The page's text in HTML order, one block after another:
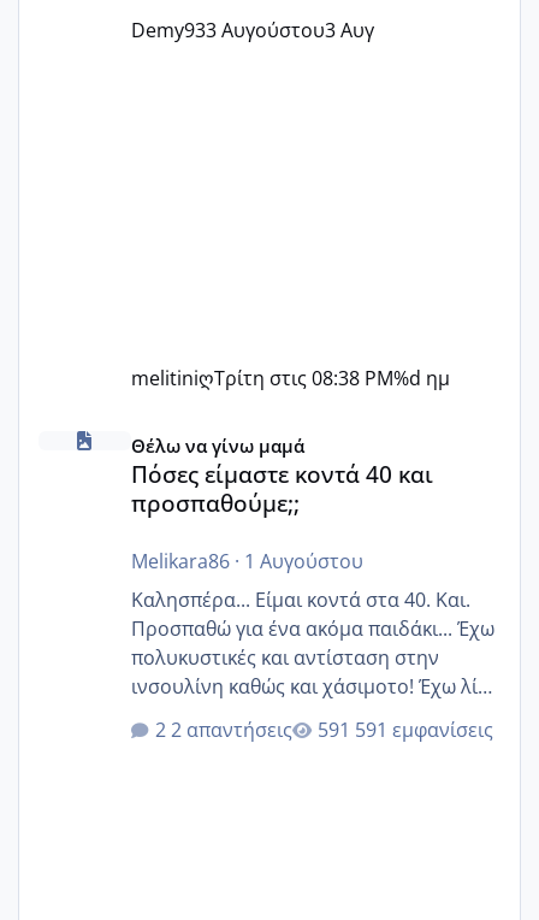
Demy933 Αυγούστου3 Αυγ
melitiniღΤρίτη στις 08:38 PM%d ημ
Πόσες είμαστε κοντά 40 και προσπαθούμε;;
Θέλω να γίνω μαμά
Πόσες είμαστε κοντά 40 και
προσπαθούμε;;
Melikara86· 1 Αυγούστου
Καλησπέρα... Είμαι κοντά στα 40. Και.
Προσπαθώ για ένα ακόμα παιδάκι... Έχω
πολυκυστικές και αντίσταση στην
ινσουλίνη καθώς και χάσιμοτο! Έχω λίγα
κιλά παραπάνω και όσο κ αν προσπαθώ
δεν χάνω εύκολα! Προσπαθώ για ακόμη
2 απαντήσεις 591 εμφανίσεις